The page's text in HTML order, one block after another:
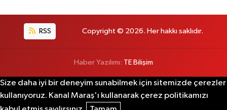
RSS Copyright © 2026. Her hakkı saklıdır.
Haber Yazılımı: TE Bilişim
Size daha iyi bir deneyim sunabilmek için sitemizde çerezler
kullanıyoruz. Kanal Maraş'ı kullanarak çerez politikamızı